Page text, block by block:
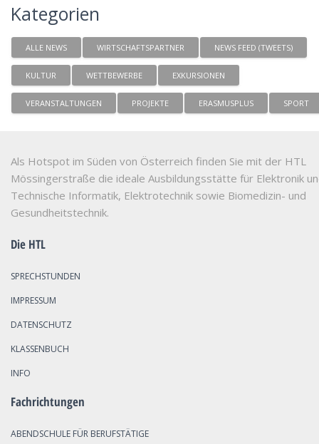
Kategorien
ALLE NEWS WIRTSCHAFTSPARTNER NEWS FEED (TWEETS)
KULTUR WETTBEWERBE EXKURSIONEN
VERANSTALTUNGEN PROJEKTE ERASMUSPLUS SPORT
Als Hotspot im Süden von Österreich finden Sie mit der HTL
Mössingerstraße die ideale Ausbildungsstätte für Elektronik
Technische Informatik, Elektrotechnik sowie Biomedizin- und
Gesundheitstechnik.
Die HTL
SPRECHSTUNDEN
IMPRESSUM
DATENSCHUTZ
KLASSENBUCH
INFO
Fachrichtungen
ABENDSCHULE FÜR BERUFSTÄTIGE